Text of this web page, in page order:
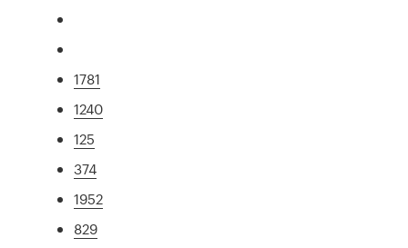
1781
1240
125
374
1952
829